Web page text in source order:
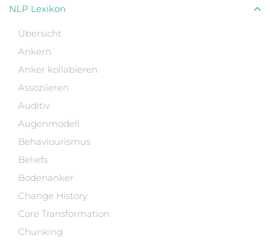
NLP Lexikon
Übersicht
Ankern
Anker kollabieren
Assoziieren
Auditiv
Augenmodell
Behaviourismus
Beliefs
Bodenanker
Change History
Core Transformation
Chunking